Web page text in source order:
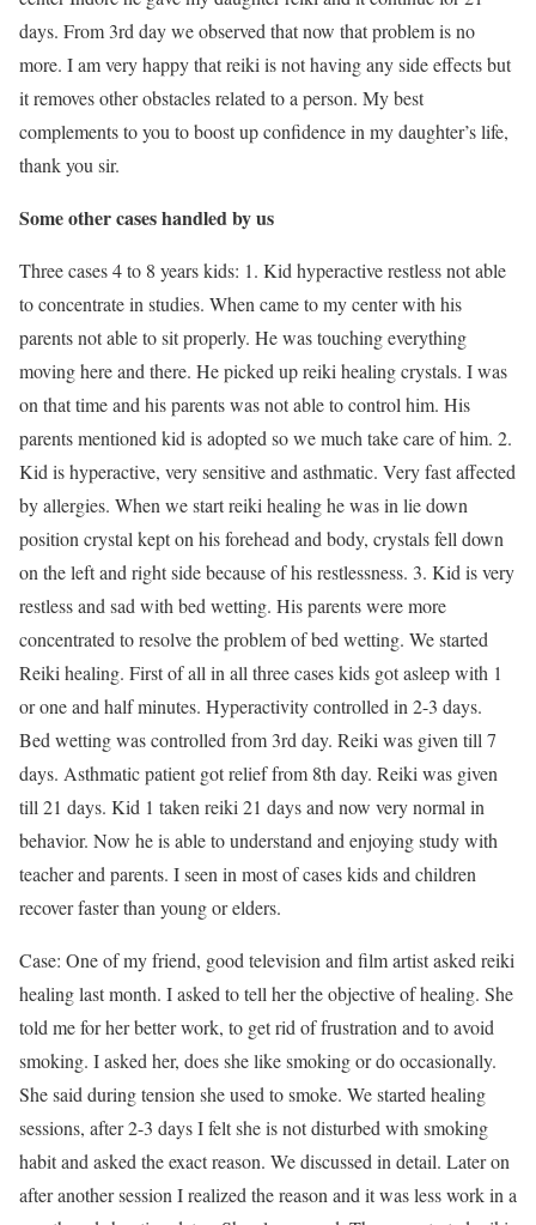
days. From 3rd day we observed that now that problem is no
more. I am very happy that reiki is not having any side effects but
it removes other obstacles related to a person. My best
complements to you to boost up confidence in my daughter’s life,
thank you sir.
Some other cases handled by us
Three cases 4 to 8 years kids: 1. Kid hyperactive restless not able
to concentrate in studies. When came to my center with his
parents not able to sit properly. He was touching everything
moving here and there. He picked up reiki healing crystals. I was
on that time and his parents was not able to control him. His
parents mentioned kid is adopted so we much take care of him. 2.
Kid is hyperactive, very sensitive and asthmatic. Very fast affected
by allergies. When we start reiki healing he was in lie down
position crystal kept on his forehead and body, crystals fell down
on the left and right side because of his restlessness. 3. Kid is very
restless and sad with bed wetting. His parents were more
concentrated to resolve the problem of bed wetting. We started
Reiki healing. First of all in all three cases kids got asleep with 1
or one and half minutes. Hyperactivity controlled in 2-3 days.
Bed wetting was controlled from 3rd day. Reiki was given till 7
days. Asthmatic patient got relief from 8th day. Reiki was given
till 21 days. Kid 1 taken reiki 21 days and now very normal in
behavior. Now he is able to understand and enjoying study with
teacher and parents. I seen in most of cases kids and children
recover faster than young or elders.
Case: One of my friend, good television and film artist asked reiki
healing last month. I asked to tell her the objective of healing. She
told me for her better work, to get rid of frustration and to avoid
smoking. I asked her, does she like smoking or do occasionally.
She said during tension she used to smoke. We started healing
sessions, after 2-3 days I felt she is not disturbed with smoking
habit and asked the exact reason. We discussed in detail. Later on
after another session I realized the reason and it was less work in a